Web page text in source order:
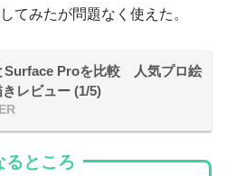
てみたが問題なく使えた。
Surface Proを比較 人気プロ絵
レビュー (1/5)
ところ